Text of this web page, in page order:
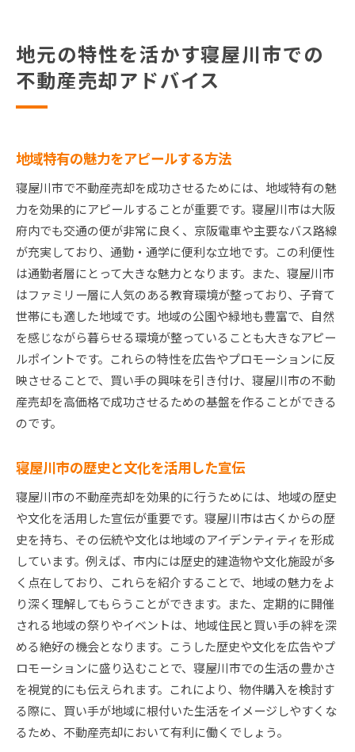
地元の特性を活かす寝屋川市での
不動産売却アドバイス
地域特有の魅力をアピールする方法
寝屋川市で不動産売却を成功させるためには、地域特有の魅
力を効果的にアピールすることが重要です。寝屋川市は大阪
府内でも交通の便が非常に良く、京阪電車や主要なバス路線
が充実しており、通勤・通学に便利な立地です。この利便性
は通勤者層にとって大きな魅力となります。また、寝屋川市
はファミリー層に人気のある教育環境が整っており、子育て
世帯にも適した地域です。地域の公園や緑地も豊富で、自然
を感じながら暮らせる環境が整っていることも大きなアピー
ルポイントです。これらの特性を広告やプロモーションに反
映させることで、買い手の興味を引き付け、寝屋川市の不動
産売却を高価格で成功させるための基盤を作ることができる
のです。
寝屋川市の歴史と文化を活用した宣伝
寝屋川市の不動産売却を効果的に行うためには、地域の歴史
や文化を活用した宣伝が重要です。寝屋川市は古くからの歴
史を持ち、その伝統や文化は地域のアイデンティティを形成
しています。例えば、市内には歴史的建造物や文化施設が多
く点在しており、これらを紹介することで、地域の魅力をよ
り深く理解してもらうことができます。また、定期的に開催
される地域の祭りやイベントは、地域住民と買い手の絆を深
める絶好の機会となります。こうした歴史や文化を広告やプ
ロモーションに盛り込むことで、寝屋川市での生活の豊かさ
を視覚的にも伝えられます。これにより、物件購入を検討す
る際に、買い手が地域に根付いた生活をイメージしやすくな
るため、不動産売却において有利に働くでしょう。